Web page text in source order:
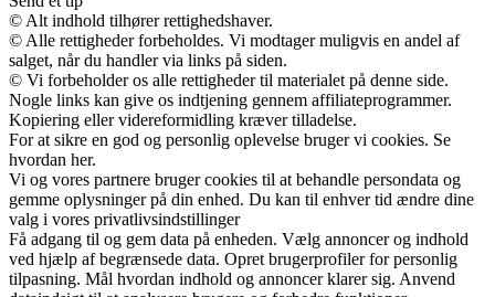
© Alt indhold tilhører rettighedshaver.
© Alle rettigheder forbeholdes. Vi modtager muligvis en andel af
salget, når du handler via links på siden.
© Vi forbeholder os alle rettigheder til materialet på denne side.
Nogle links kan give os indtjening gennem affiliateprogrammer.
Kopiering eller videreformidling kræver tilladelse.
For at sikre en god og personlig oplevelse bruger vi cookies. Se
hvordan her.
Vi og vores partnere bruger cookies til at behandle persondata og
gemme oplysninger på din enhed. Du kan til enhver tid ændre dine
valg i vores privatlivsindstillinger
Få adgang til og gem data på enheden. Vælg annoncer og indhold
ved hjælp af begrænsede data. Opret brugerprofiler for personlig
tilpasning. Mål hvordan indhold og annoncer klarer sig. Anvend